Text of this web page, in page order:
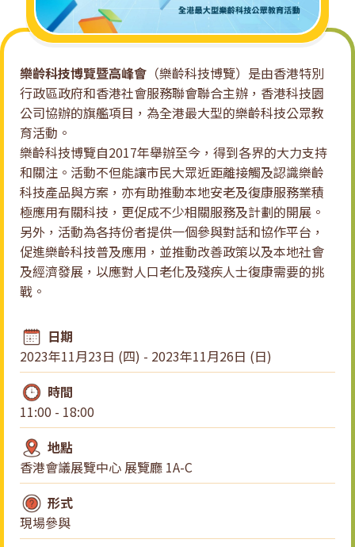
賃
系
統
樂齡科技博覽暨高峰會 （樂齡科技博覽）是由香港特別
行政區政府和香港社會服務聯會聯合主辦，香港科技園
公司協辦的旗艦項目，為全港最大型的樂齡科技公眾教
育活動。
樂齡科技博覽自2017年舉辦至今，得到各界的大力支持
和關注。活動不但能讓市民大眾近距離接觸及認識樂齡
科技產品與方案，亦有助推動本地安老及復康服務業積
極應用有關科技，更促成不少相關服務及計劃的開展。
另外，活動為各持份者提供一個參與對話和協作平台，
促進樂齡科技普及應用，並推動改善政策以及本地社會
及經濟發展，以應對人口老化及殘疾人士復康需要的挑
戰。
日期
2023年11月23日 (四) - 2023年11月26日 (日)
時間
11:00 - 18:00
地點
香港會議展覽中心 展覽廳 1A-C
形式
現場參與